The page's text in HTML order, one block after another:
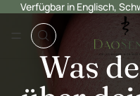
Verfügbar in Englisch,
Was